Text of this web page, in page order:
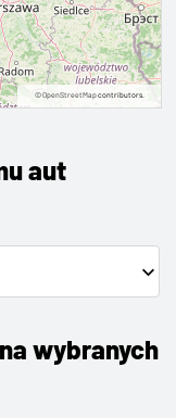
©OpenStreetMapcontributors.
aut
wybranych